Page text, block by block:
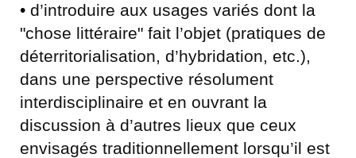
• d’introduire aux usages variés dont la
"chose littéraire" fait l’objet (pratiques de
déterritorialisation, d’hybridation, etc.),
dans une perspective résolument
interdisciplinaire et en ouvrant la
discussion à d’autres lieux que ceux
envisagés traditionnellement lorsqu’il est